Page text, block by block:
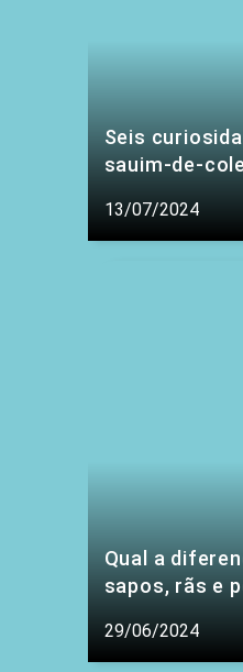
Seis
sauim-de-
13/07/2024
Qual a
sapos, rãs e
29/06/2024